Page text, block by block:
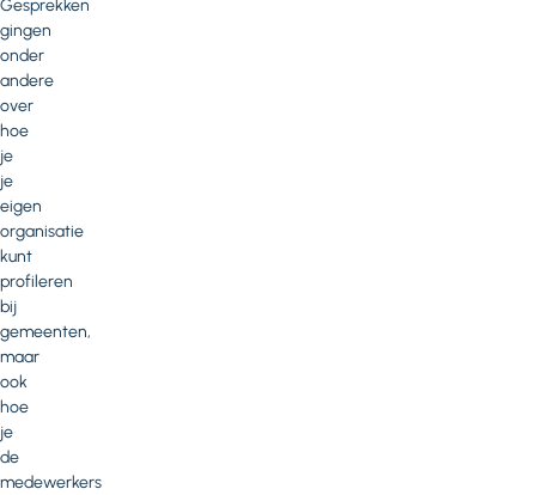
Gesprekken
gingen
onder
andere
over
hoe
je
je
eigen
organisatie
kunt
profileren
bij
gemeenten,
maar
ook
hoe
je
de
medewerkers